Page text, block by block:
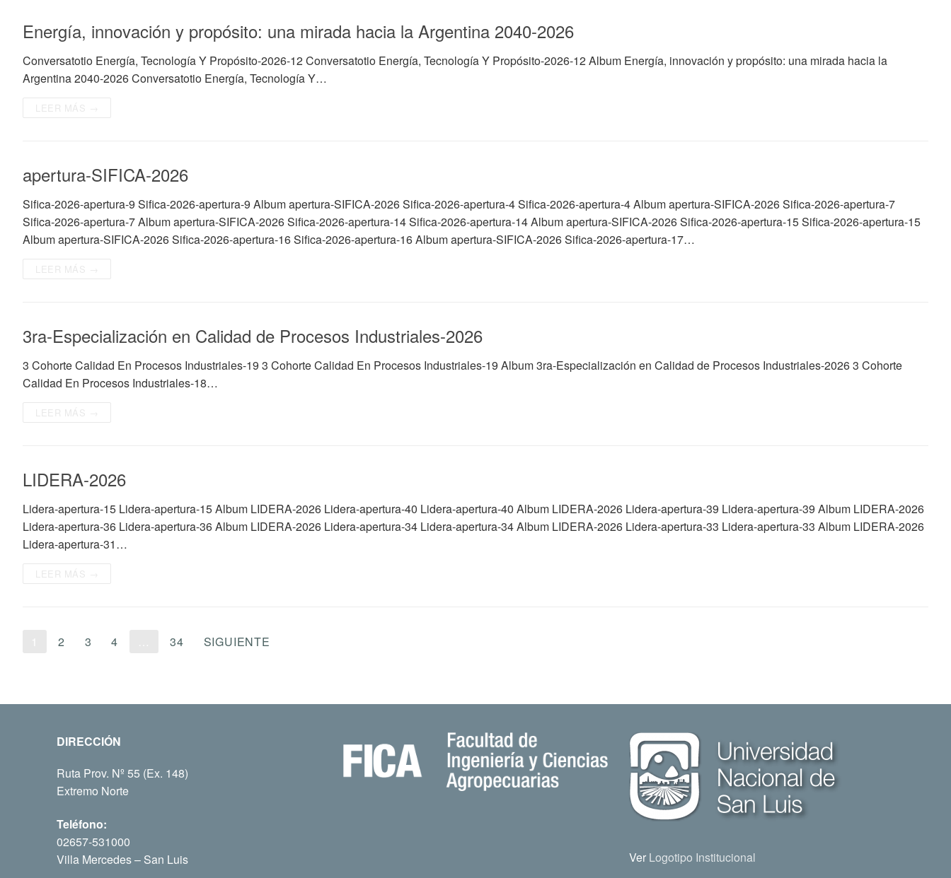
Energía, innovación y propósito: una mirada hacia la Argentina 2040-2026
Conversatotio Energía, Tecnología Y Propósito-2026-12 Conversatotio Energía, Tecnología Y Propósito-2026-12 Album Energía, innovación y propósito: una mirada hacia la
Argentina 2040-2026 Conversatotio Energía, Tecnología Y…
apertura-SIFICA-2026
Sifica-2026-apertura-9 Sifica-2026-apertura-9 Album apertura-SIFICA-2026 Sifica-2026-apertura-4 Sifica-2026-apertura-4 Album apertura-SIFICA-2026 Sifica-2026-apertura-7
Sifica-2026-apertura-7 Album apertura-SIFICA-2026 Sifica-2026-apertura-14 Sifica-2026-apertura-14 Album apertura-SIFICA-2026 Sifica-2026-apertura-15 Sifica-2026-apertura-15
Album apertura-SIFICA-2026 Sifica-2026-apertura-16 Sifica-2026-apertura-16 Album apertura-SIFICA-2026 Sifica-2026-apertura-17…
3ra-Especialización en Calidad de Procesos Industriales-2026
3 Cohorte Calidad En Procesos Industriales-19 3 Cohorte Calidad En Procesos Industriales-19 Album 3ra-Especialización en Calidad de Procesos Industriales-2026 3 Cohorte
Calidad En Procesos Industriales-18…
LIDERA-2026
Lidera-apertura-15 Lidera-apertura-15 Album LIDERA-2026 Lidera-apertura-40 Lidera-apertura-40 Album LIDERA-2026 Lidera-apertura-39 Lidera-apertura-39 Album LIDERA-2026
Lidera-apertura-36 Lidera-apertura-36 Album LIDERA-2026 Lidera-apertura-34 Lidera-apertura-34 Album LIDERA-2026 Lidera-apertura-33 Lidera-apertura-33 Album LIDERA-2026
Lidera-apertura-31…
2 3 4 34 SIGUIENTE
DIRECCIÓN
Ruta Prov. Nº 55 (Ex. 148)
Extremo Norte
Teléfono:
02657-531000
Villa Mercedes – San Luis
Ver Logotipo Institucional